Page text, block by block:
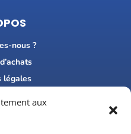
aux
nous ?
légales